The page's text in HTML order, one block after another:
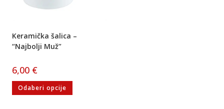
Keramička šalica –
“Najbolji Muž”
6,00 €
Odaberi opcije